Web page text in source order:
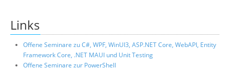
Links
Offene Seminare zu C#, WPF, WinUI3, ASP.NET Core, WebAPI, Entity
Framework Core, .NET MAUI und Unit Testing
Offene Seminare zur PowerShell